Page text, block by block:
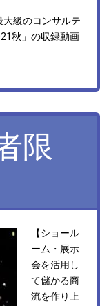
級のコンサルテ
秋」の収録動画
限
【ショール
ーム・展示
会を活用し
て儲かる商
流を作り上